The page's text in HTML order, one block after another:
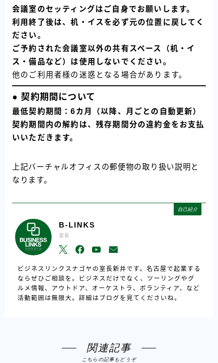
会議室のセッティングはご自身でお願いします。
利用終了後は、机・イスを必ず元の位置に戻してく
ださい。
ご予約された会議室以外の共有スペース（机・イ
ス・備品など）は使用しないでください。
他のご利用者様の迷惑となる場合があります。
● 契約期間について
最低契約期間：6カ月（以降、月ごとの自動更新）
契約期間内の解約は、残存期間分の違約金をお支払
いいただきます。
上記バーチャルオフィスの郵便物の取り扱い説明と
なります。
自己紹介
B-LINKS
室長
ビジネスリンクスナゴヤの室長新井です。名古屋で起業する
ならぜひご相談を。ビジネスだけでなく、ツーリングやグ
ルメ情報、アウトドア、オーケストラ、ボランティア、など
活動範囲は無限大。詳細はブログを見てくださいね。
関連記事
こちらの記事もどうぞ